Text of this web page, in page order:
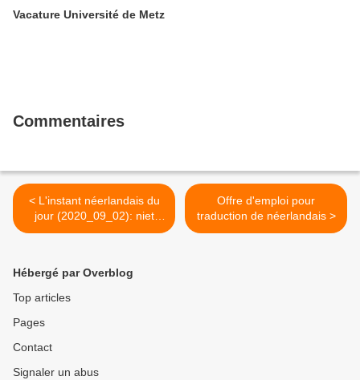
Vacature Université de Metz
Commentaires
< L'instant néerlandais du
jour (2020_09_02): niet
vergeten!
Offre d'emploi pour
traduction de néerlandais >
Hébergé par Overblog
Top articles
Pages
Contact
Signaler un abus